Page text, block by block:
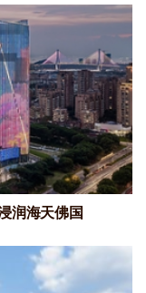
润海天佛国